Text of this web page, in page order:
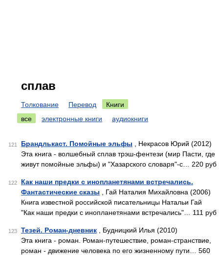
сплав
Толкование Перевод
Книги
все
электронные книги аудиокниги
121 Брандлькаст. Помойные эльфы , Некрасов Юрий (2012)
Эта книга - волшебный сплав трэш-фентези (мир Пасти, где
живут помойные эльфы) и "Хазарского словаря"-с… 220 руб
122
Как наши предки с инопланетянами встречались.
Фантастические сказы , Гай Наталия Михайловна (2006)
Книга известной российской писательницы Натальи Гай
"Как наши предки с инопланетянами встречались"… 111 руб
123 Тезей. Роман-дневник , Будницкий Илья (2010)
Эта книга - роман. Роман-путешествие, роман-странствие,
роман - движение человека по его жизненному пути… 560